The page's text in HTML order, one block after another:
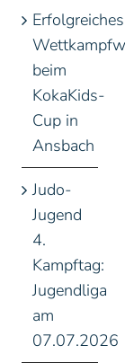
Erfolgreiches
beim
KokaKids-
Cup in
Ansbach
Judo-
Jugend
4.
Kampftag:
Jugendliga
am
07.07.2026